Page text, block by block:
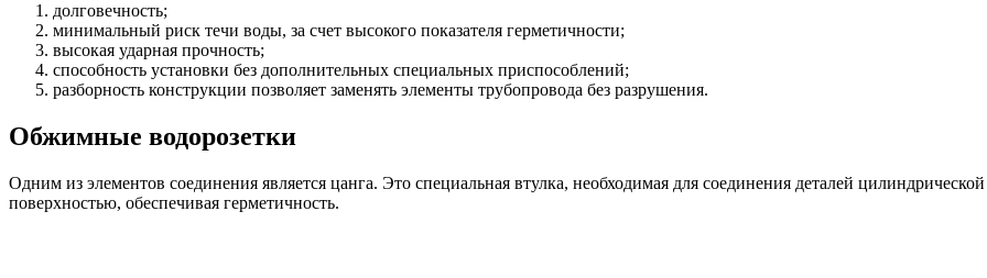
долговечность;
минимальный риск течи воды, за счет высокого показателя герметичности;
высокая ударная прочность;
способность установки без дополнительных специальных приспособлений;
разборность конструкции позволяет заменять элементы трубопровода без разрушения.
Обжимные водорозетки
Одним из элементов соединения является цанга. Это специальная втулка, необходимая для соединения деталей
поверхностью, обеспечивая герметичность.